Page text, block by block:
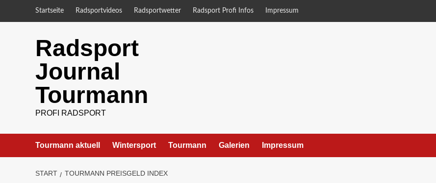
Startseite Radsportvideos Radsportwetter Radsport Profi Infos Impressum
Radsport
Journal
Tourmann
PROFI RADSPORT
Tourmann aktuell Wintersport Tourmann Galerien Impressum
START TOURMANN PREISGELD INDEX